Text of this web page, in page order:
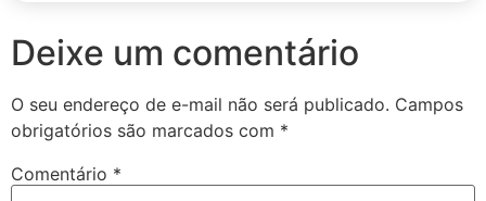
Deixe um comentário
O seu endereço de e-mail não será publicado. Campos
obrigatórios são marcados com *
Comentário *